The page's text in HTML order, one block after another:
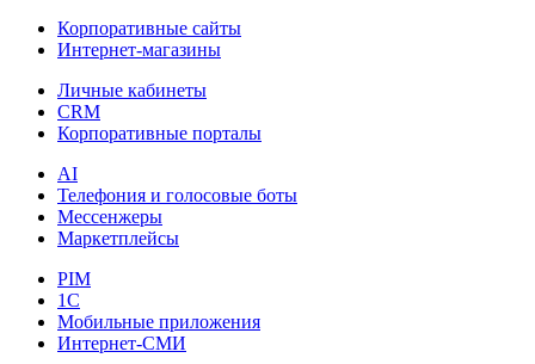
Корпоративные сайты
Интернет-магазины
Личные кабинеты
CRM
Корпоративные порталы
AI
Телефония и голосовые боты
Мессенжеры
Маркетплейсы
PIM
1C
Мобильные приложения
Интернет-СМИ